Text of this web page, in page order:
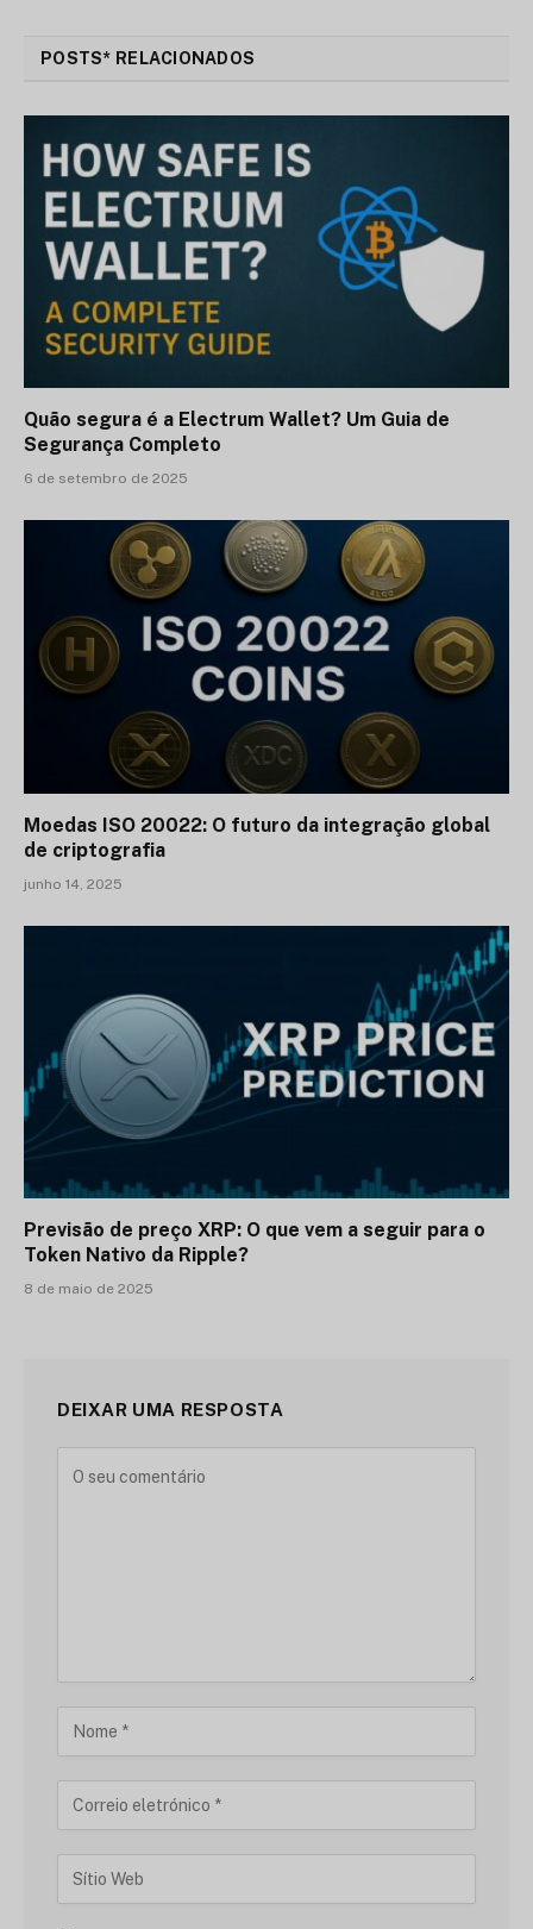
POSTS* RELACIONADOS
Quão segura é a Electrum Wallet? Um Guia de
Segurança Completo
6 de setembro de 2025
Moedas ISO 20022: O futuro da integração global
de criptografia
junho 14, 2025
Previsão de preço XRP: O que vem a seguir para o
Token Nativo da Ripple?
8 de maio de 2025
DEIXAR UMA RESPOSTA